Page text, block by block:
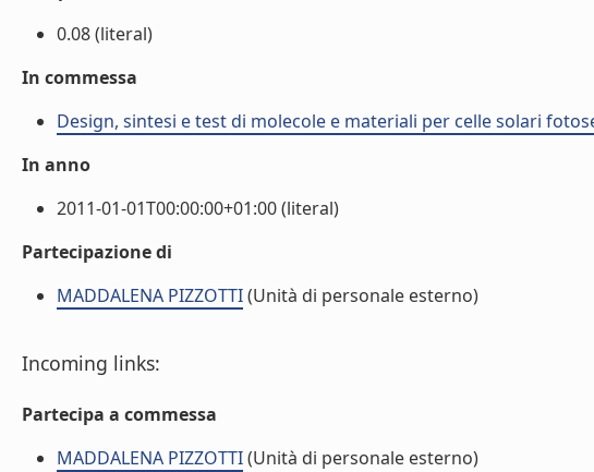
0.08 (literal)
In commessa
Design, sintesi e test di molecole e materiali per celle solari
In anno
2011-01-01T00:00:00+01:00 (literal)
Partecipazione di
MADDALENA PIZZOTTI(Unità di personale esterno)
Incoming links:
Partecipa a commessa
MADDALENA PIZZOTTI(Unità di personale esterno)